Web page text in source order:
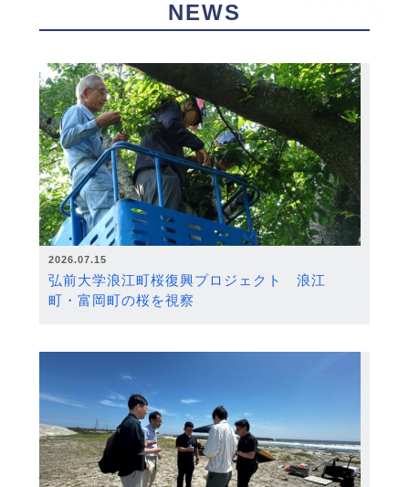
NEWS
2026.07.15
弘前大学浪江町桜復興プロジェクト 浪江
町・富岡町の桜を視察